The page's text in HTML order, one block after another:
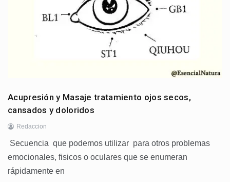
Acupresión y Masaje tratamiento ojos secos,
Redaccion
Secuencia que podemos utilizar para otros problemas
emocionales, fisicos o oculares que se enumeran
rápidamente en